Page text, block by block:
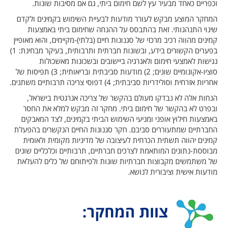
וכפריים כאחד מבעיר עץ לשם חימום ביתי, גם אם מסיבות שונות.
המחקר המוצע מבקש לעורר מודעות לבעיית השימוש בקמינים ולקדם
שינוי התנהגותי. זאת בהתבסס על ההנחה שחימום ביתי באמצעות
קמינים מהווה רכיב מרכזי של סגנונות חיים (בלתי)-מקיימים, והוא מאופיין
בפערים הקשורים בידע, ובשונות חברתית ותרבותית, בעיקר מבחינת: 1)
נגישות לאמצעי חימום ולאנרגיה ביישובים ובשכונות מאשכולות
סוציו-אקונומיים שונים; 2) מודעות סביבתית ובריאותית; 3) תפיסות של
אחריות אזרחית וסולידריות סביבתית; 4) דפוסי צריכה תרבותיים משתנים.
הנחות אלה לא נבדקו מעולם בהקשר של צריכה אנרגטית בישראל,
ובפרט לא בהקשר של חימום ביתי. מחקר זה מבקש למלא את החסר
באמצעות חילוץ אופני ומניעי השימוש הביתי בקמינים, לצד המאבקים
החברתיים שמתעוררים סביבם. חקר סגנונות החיים הנקשרים בהפעלת
קמינים יהווה תשתית הכרחית לעיצובה של מדיניות מקומית ולאומית
מבוססת-נתונים המותאמת לצרכים חברתיים, תרבותיים וכלכליים שונים
של משתמשים מקבוצות חברתיות שונות ולפיתוחם של כלים להעלאת
מודעות אישית וציבורית לנושא.
צוות המחקר: